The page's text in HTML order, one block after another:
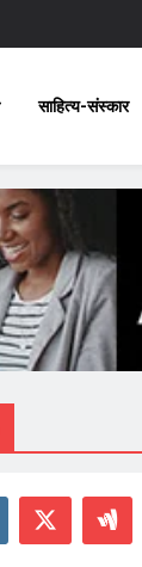
साहित्य-संस्कार